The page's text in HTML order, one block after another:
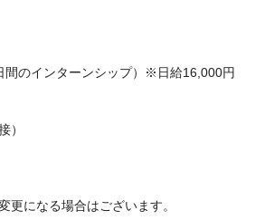
間のインターンシップ）※日給16,000円
）
になる場合はございます。